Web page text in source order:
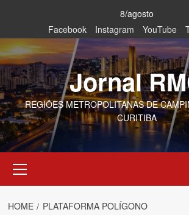
content
8/agosto
Facebook
Instagram YouTube
Jornal
REGIÕES METROPOLITANAS DE
CURITIBA
Menu
HOME PLATAFORMA POLÍGONO